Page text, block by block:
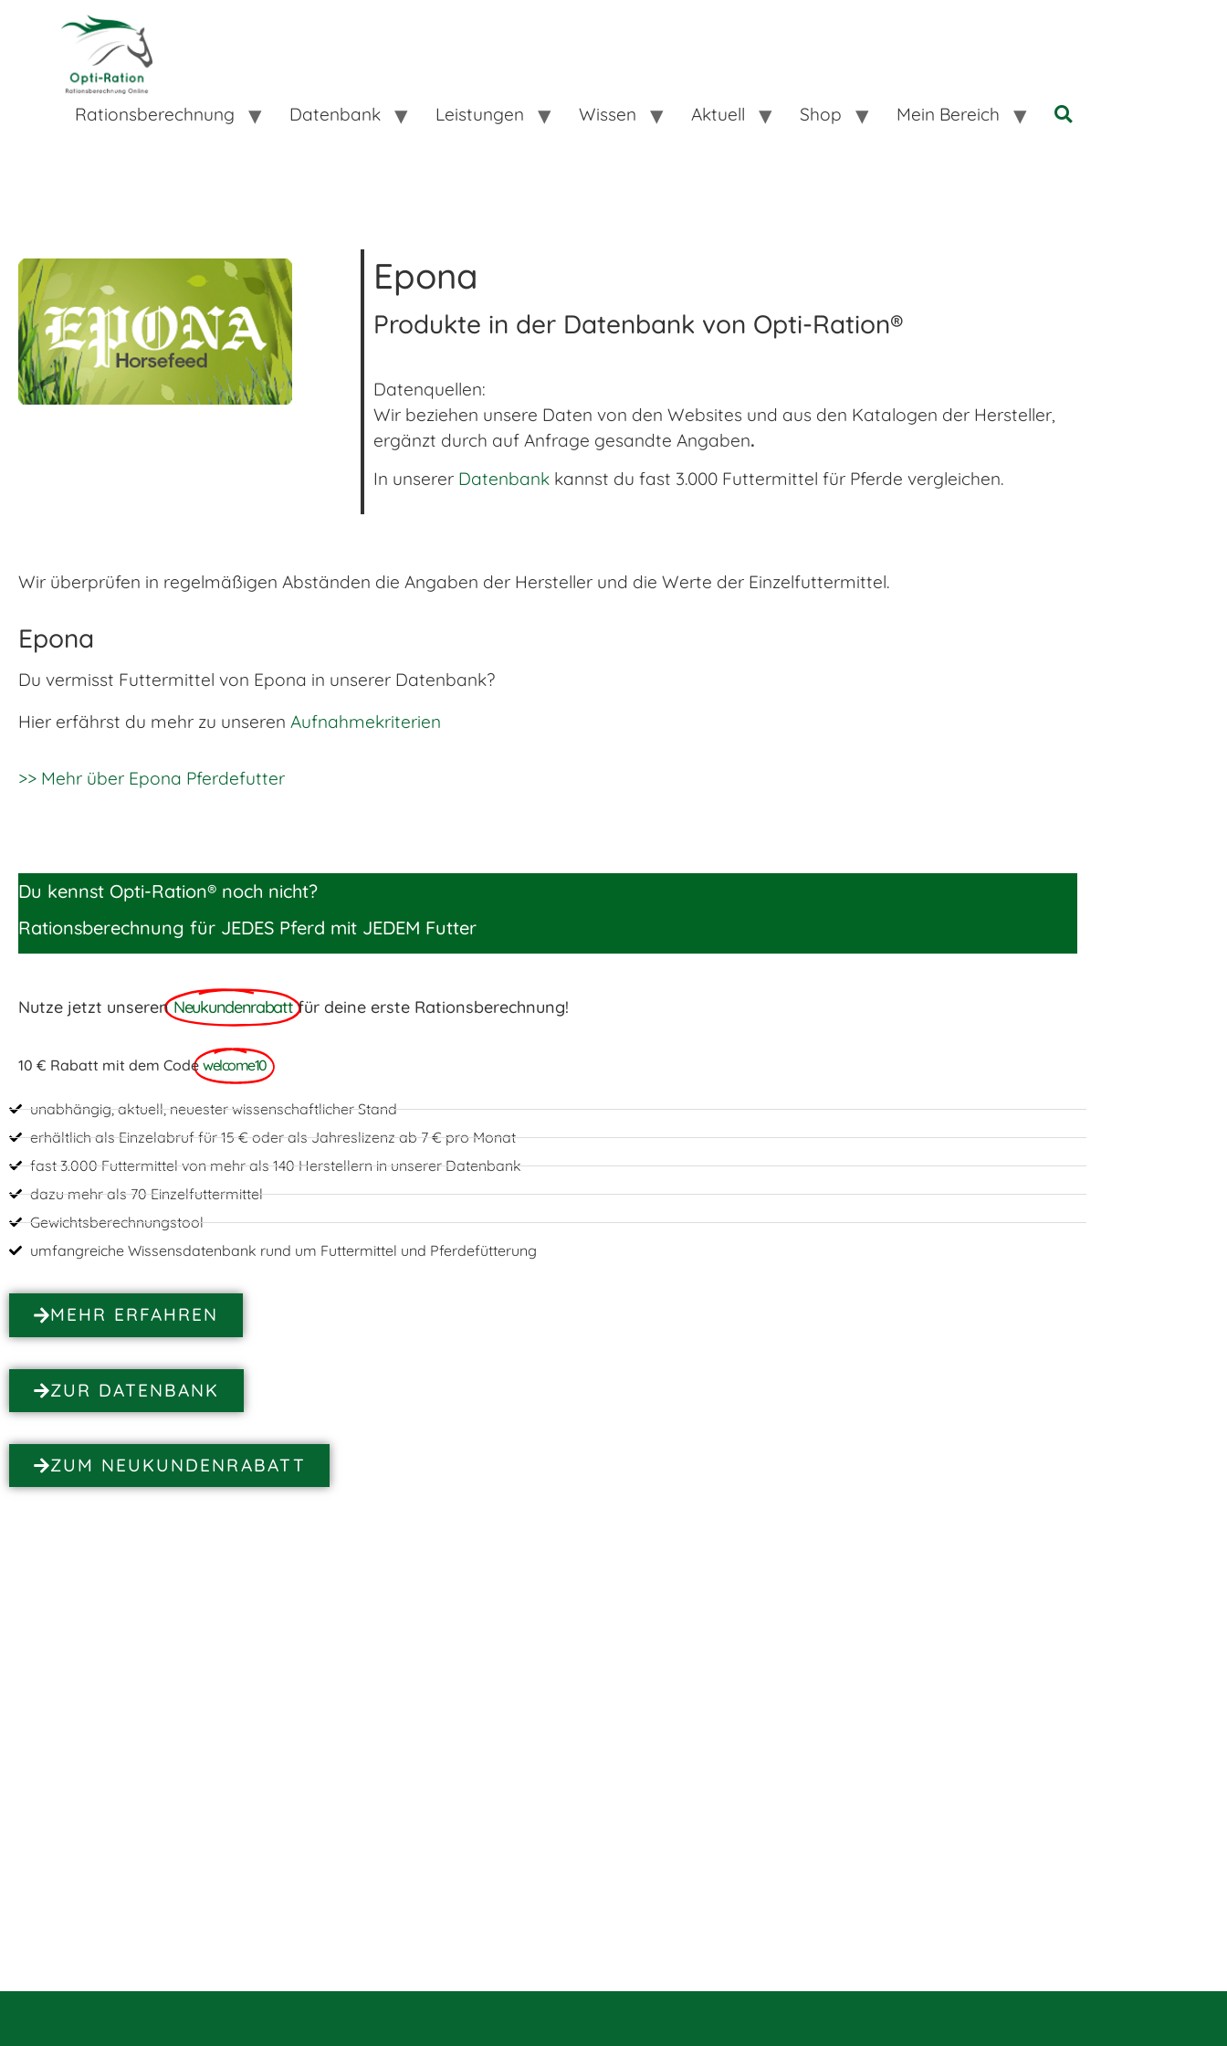
Rationsberechnung Datenbank Leistungen Wissen Aktuell Shop Mein Bereich
Epona
Produkte in der Datenbank von Opti-Ration®
Datenquellen:
Wir beziehen unsere Daten von den Websites und aus den Katalogen der Hersteller,
ergänzt durch auf Anfrage gesandte Angaben.
In unserer Datenbank kannst du fast 3.000 Futtermittel für Pferde vergleichen.
Wir überprüfen in regelmäßigen Abständen die Angaben der Hersteller und die Werte der Einzelfuttermittel.
Epona
Du vermisst Futtermittel von Epona in unserer Datenbank?
Hier erfährst du mehr zu unseren Aufnahmekriterien
>> Mehr über Epona Pferdefutter
Du kennst Opti-Ration® noch nicht?
Rationsberechnung für JEDES Pferd mit JEDEM Futter
Nutze jetzt unseren Neukundenrabatt für deine erste Rationsberechnung!
10 € Rabatt mit dem Code welcome10
unabhängig, aktuell, neuester wissenschaftlicher Stand
erhältlich als Einzelabruf für 15 € oder als Jahreslizenz ab 7 € pro Monat
fast 3.000 Futtermittel von mehr als 140 Herstellern in unserer Datenbank
dazu mehr als 70 Einzelfuttermittel
Gewichtsberechnungstool
umfangreiche Wissensdatenbank rund um Futtermittel und Pferdefütterung
MEHR ERFAHREN
ZUR DATENBANK
ZUM NEUKUNDENRABATT